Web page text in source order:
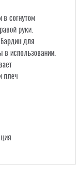
в согнутом
руки.
для
в использовании.
плеч